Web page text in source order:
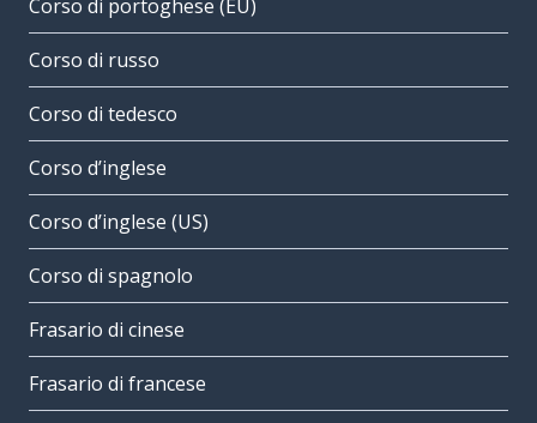
Corso di portoghese (EU)
Corso di russo
Corso di tedesco
Corso d’inglese
Corso d’inglese (US)
Corso di spagnolo
Frasario di cinese
Frasario di francese